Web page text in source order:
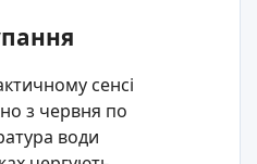
сенсі
з червня по
води